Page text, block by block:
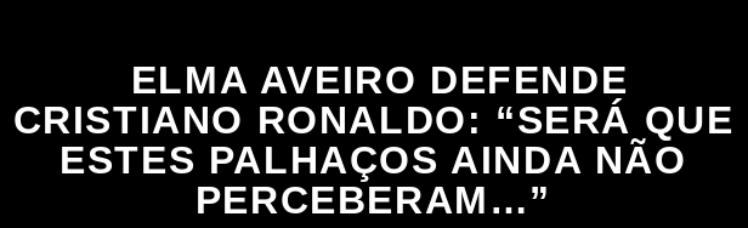
ELMA AVEIRO DEFENDE
CRISTIANO RONALDO: “SERÁ QUE
ESTES PALHAÇOS AINDA NÃO
PERCEBERAM…”